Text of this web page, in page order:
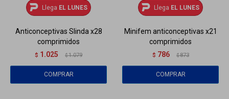
Llega EL LUNES
Anticonceptivas Slinda x28
comprimidos
$ 1.025 $ 1.079
Llega EL LUNES
Minifem anticonceptivas x21
comprimidos
$ 786 $ 873